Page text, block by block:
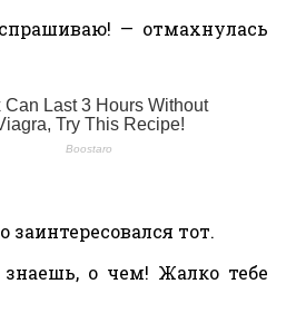
— отмахнулась
тот.
о чем! Жалко тебе